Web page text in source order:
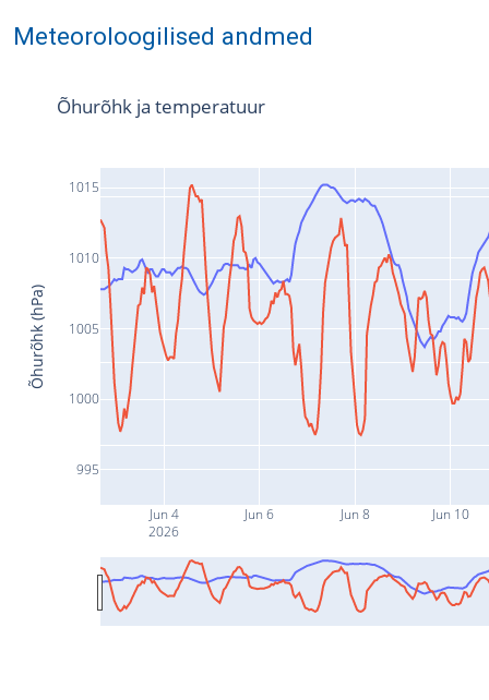
Meteoroloogilised andmed
Jun 4
2026
Jun 6 Jun 8 Jun 10
995
1000
1005
1010
1015
Õhurõhk ja temperatuur
Õhurõhk (hPa)